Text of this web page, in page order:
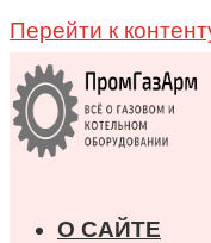
Перейти к
О САЙТЕ